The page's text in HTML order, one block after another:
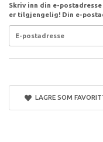
Skriv inn din e-
er tilgjengelig! Din e-
LAGRE SOM